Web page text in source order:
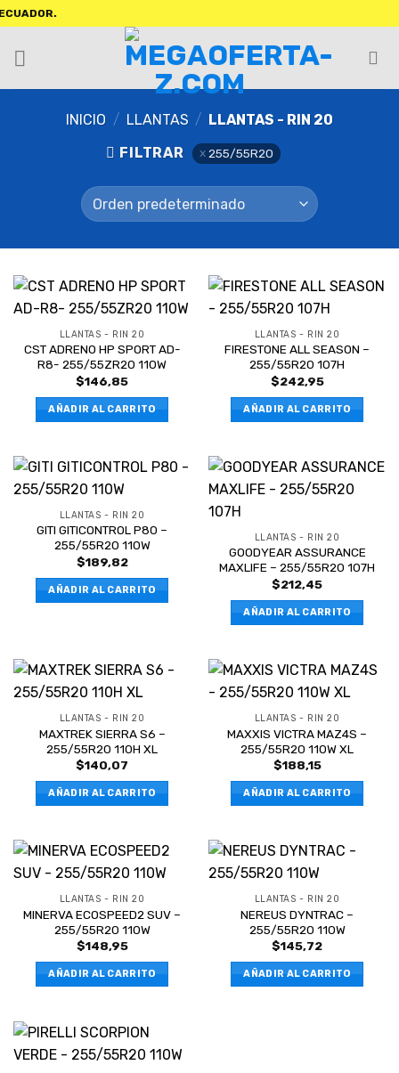
INICIO / LLANTAS / LLANTAS - RIN 20
FILTRAR
255/55R20
LLANTAS - RIN 20
CST ADRENO HP SPORT AD-
R8- 255/55ZR20 110W
$146,85
AÑADIR AL CARRITO
LLANTAS - RIN 20
FIRESTONE ALL SEASON –
255/55R20 107H
$242,95
AÑADIR AL CARRITO
LLANTAS - RIN 20
GITI GITICONTROL P80 –
255/55R20 110W
$189,82
AÑADIR AL CARRITO
LLANTAS - RIN 20
GOODYEAR ASSURANCE
MAXLIFE – 255/55R20 107H
$212,45
AÑADIR AL CARRITO
LLANTAS - RIN 20
MAXTREK SIERRA S6 –
255/55R20 110H XL
$140,07
AÑADIR AL CARRITO
LLANTAS - RIN 20
MAXXIS VICTRA MAZ4S –
255/55R20 110W XL
$188,15
AÑADIR AL CARRITO
LLANTAS - RIN 20
MINERVA ECOSPEED2 SUV –
255/55R20 110W
$148,95
AÑADIR AL CARRITO
LLANTAS - RIN 20
NEREUS DYNTRAC –
255/55R20 110W
$145,72
AÑADIR AL CARRITO